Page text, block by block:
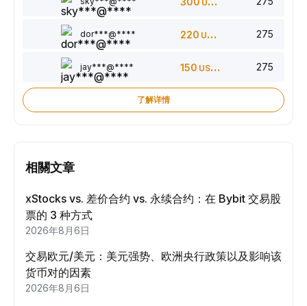
USDT
dor***@**** 220 USDT 275
jay***@**** 150 USDT 275
了解详情
相關文章
xStocks vs. 差价合约 vs. 永续合约：在 Bybit 交易股
票的 3 种方式
2026年8月6日
交易欧元/美元：美元强势、欧洲央行政策以及影响该
货币对的因素
2026年8月6日